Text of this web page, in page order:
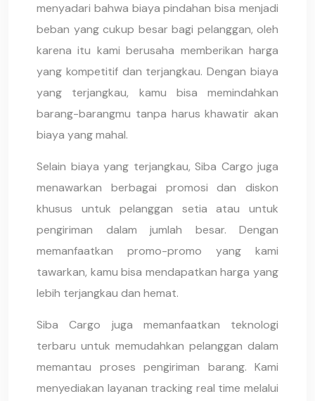
menyadari bahwa biaya pindahan bisa menjadi
beban yang cukup besar bagi pelanggan, oleh
karena itu kami berusaha memberikan harga
yang kompetitif dan terjangkau. Dengan biaya
yang terjangkau, kamu bisa memindahkan
barang-barangmu tanpa harus khawatir akan
biaya yang mahal.
Selain biaya yang terjangkau, Siba Cargo juga
menawarkan berbagai promosi dan diskon
khusus untuk pelanggan setia atau untuk
pengiriman dalam jumlah besar. Dengan
memanfaatkan promo-promo yang kami
tawarkan, kamu bisa mendapatkan harga yang
lebih terjangkau dan hemat.
Siba Cargo juga memanfaatkan teknologi
terbaru untuk memudahkan pelanggan dalam
memantau proses pengiriman barang. Kami
menyediakan layanan tracking real time melalui